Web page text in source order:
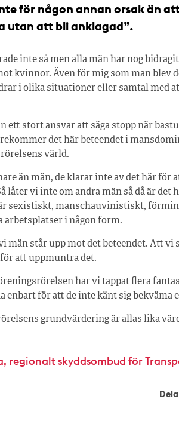
för någon annan orsak än
utan att bli anklagad”.
inte så men alla män har nog
kvinnor. Även för mig som man blev
i olika situationer eller samtal med
ett stort ansvar att säga stopp när
det här beteendet i
värld.
än män, de klarar inte av det här för
låter vi inte om andra män så då är
sexistiskt, manschauvinistiskt,
arbetsplatser i någon form.
män står upp mot det beteendet. Att vi
att uppmuntra det.
har vi tappat flera
enbart för att de inte känt sig bekväma
grundvärdering är allas lika
regionalt skyddsombud för
Dela